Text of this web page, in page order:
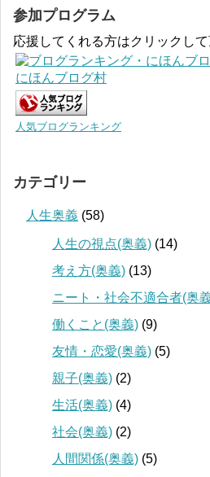
参加プログラム
応援してくれる方はクリックして
にほんブログ村
人気ブログランキング
カテゴリー
人生奥義 (58)
人生の視点(奥義) (14)
考え方(奥義) (13)
ニート・社会不適合者(奥
働くこと(奥義) (9)
友情・恋愛(奥義) (5)
親子(奥義) (2)
生活(奥義) (4)
社会(奥義) (2)
人間関係(奥義) (5)